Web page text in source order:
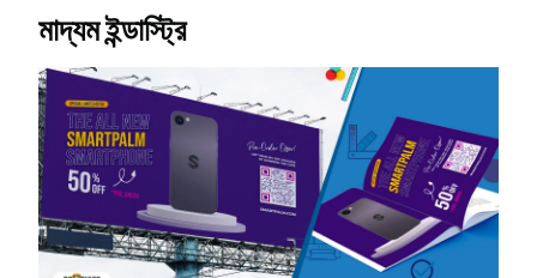
মাদ্যম ইন্ডাস্ট্রি